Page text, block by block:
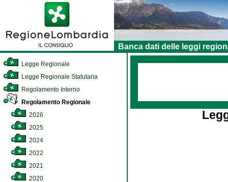
Banca dati delle leggi
Legge Regionale
Legge Regionale Statutaria
Regolamento Interno
Regolamento Regionale
2026
2025
2024
2022
2021
2020